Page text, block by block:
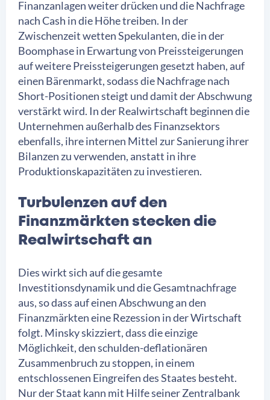
Finanzanlagen weiter drücken und die Nachfrage
nach Cash in die Höhe treiben. In der
Zwischenzeit wetten Spekulanten, die in der
Boomphase in Erwartung von Preissteigerungen
auf weitere Preissteigerungen gesetzt haben, auf
einen Bärenmarkt, sodass die Nachfrage nach
Short-Positionen steigt und damit der Abschwung
verstärkt wird. In der Realwirtschaft beginnen die
Unternehmen außerhalb des Finanzsektors
ebenfalls, ihre internen Mittel zur Sanierung ihrer
Bilanzen zu verwenden, anstatt in ihre
Produktionskapazitäten zu investieren.
Turbulenzen auf den
Finanzmärkten stecken die
Realwirtschaft an
Dies wirkt sich auf die gesamte
Investitionsdynamik und die Gesamtnachfrage
aus, so dass auf einen Abschwung an den
Finanzmärkten eine Rezession in der Wirtschaft
folgt. Minsky skizziert, dass die einzige
Möglichkeit, den schulden-deflationären
Zusammenbruch zu stoppen, in einem
entschlossenen Eingreifen des Staates besteht.
Nur der Staat kann mit Hilfe seiner Zentralbank